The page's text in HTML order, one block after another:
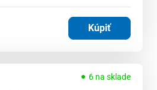
Kúpiť
6 na sklade